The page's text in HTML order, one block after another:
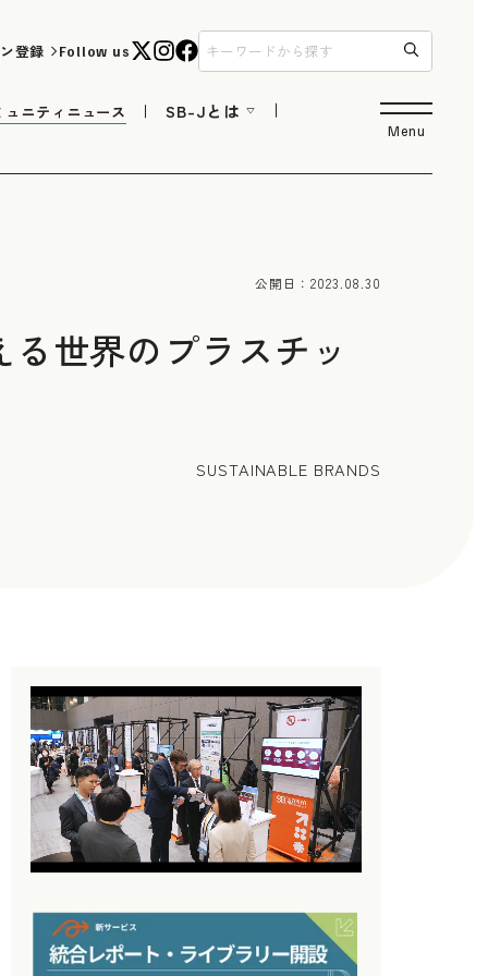
登録 Follow us
ュニティニュース SB-Jとは
Menu
公開日：2023.08.30
世界のプラスチッ
SUSTAINABLE BRANDS